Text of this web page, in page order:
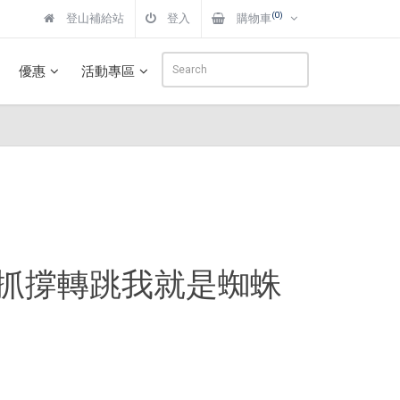
登山補給站 登入 購物車(0)
優惠 活動專區
撐轉跳我就是蜘蛛